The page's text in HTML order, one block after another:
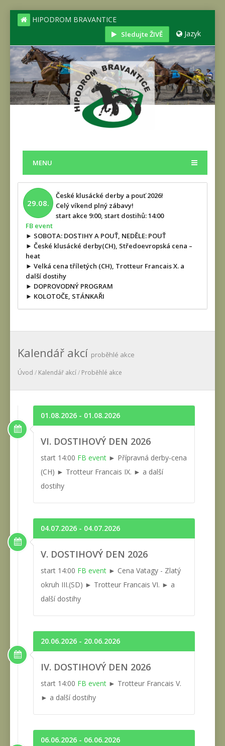
HIPODROM BRAVANTICE
Sledujte ŽIVĚ Jazyk
MENU
29.08.
České klusácké derby a pouť 2026!
Celý víkend plný zábavy!
start akce 9:00, start dostihů: 14:00
FB event
► SOBOTA: DOSTIHY A POUŤ, NEDĚLE: POUŤ
► České klusácké derby(CH), Středoevropská cena –
heat
► Velká cena tříletých (CH), Trotteur Francais X. a
další dostihy
► DOPROVODNÝ PROGRAM
► KOLOTOČE, STÁNKAŘI
Kalendář akcí proběhlé akce
Úvod / Kalendář akcí/ Proběhlé akce
01.08.2026 - 01.08.2026
VI. DOSTIHOVÝ DEN 2026
start 14:00 FB event ► Přípravná derby-cena
(CH) ► Trotteur Francais IX. ► a další
dostihy
04.07.2026 - 04.07.2026
V. DOSTIHOVÝ DEN 2026
start 14:00 FB event ► Cena Vatagy - Zlatý
okruh III.(SD) ► Trotteur Francais VI. ► a
další dostihy
20.06.2026 - 20.06.2026
IV. DOSTIHOVÝ DEN 2026
start 14:00 FB event ► Trotteur Francais V.
► a další dostihy
06.06.2026 - 06.06.2026